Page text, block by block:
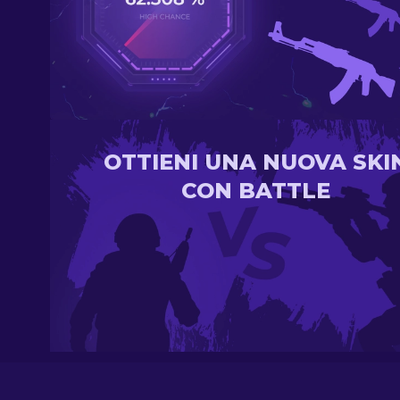
OTTIENI UNA NUOVA
CON BATTLE